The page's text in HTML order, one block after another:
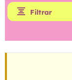
Filtrar